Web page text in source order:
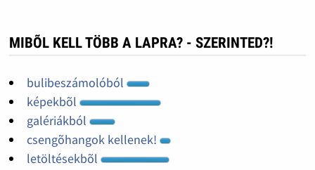
MIBÕL KELL TÖBB A LAPRA? - SZERINTED?!
bulibeszámolóból
képekbõl
galériákból
csengõhangok kellenek!
letöltésekbõl